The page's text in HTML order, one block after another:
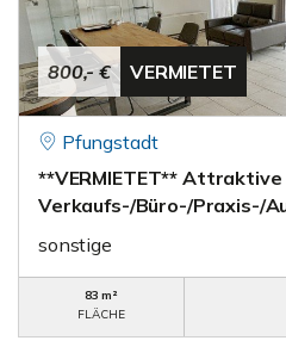
800,- € VERMIETET
Pfungstadt
**VERMIETET** Attraktive
Verkaufs-/Büro-/Praxis-/
sonstige
83 m²
FLÄCHE